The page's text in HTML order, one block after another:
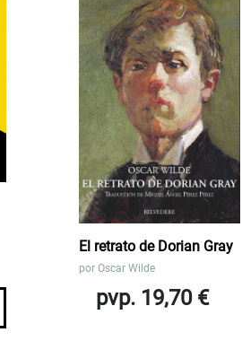
El retrato de Dorian Gray
porOscar Wilde
pvp. 19,70 €